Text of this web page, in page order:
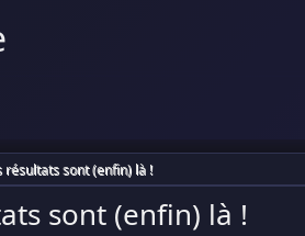
résultats sont (enfin) là !
sont (enfin) là !